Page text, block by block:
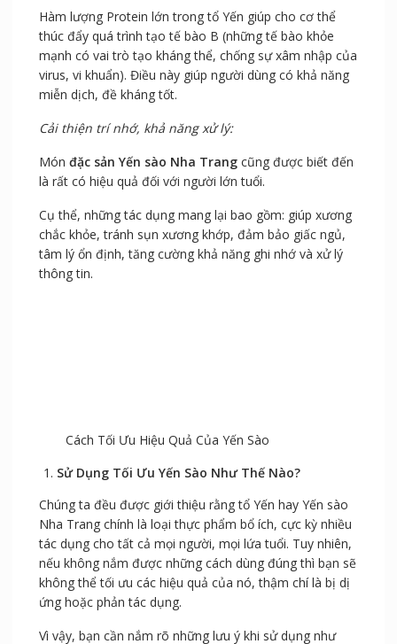
dưỡng như trẻ em, người bệnh đang hồi phục rất thích
hợp để dùng loại thực phẩm này.
Tăng cường miễn dịch:
Hàm lượng Protein lớn trong tổ Yến giúp cho cơ thể
mạnh có vai trò tạo kháng thể, chống sự xâm nhập của
virus, vi khuẩn). Điều này giúp người dùng có khả năng
miễn dịch, đề kháng tốt.
Cải thiện trí nhớ, khả năng xử lý:
Món đặc sản Yến sào Nha Trangcũng được biết đến
là rất có hiệu quả đối với người lớn tuổi.
Cách Tối Ưu Hiệu Quả Của Yến Sào
Sử Dụng Tối Ưu Yến Sào Như Thế Nào?
Chúng ta đều được giới thiệu rằng tổ Yến hay Yến sào
Nha Trang chính là loại thực phẩm bổ ích, cực kỳ nhiều